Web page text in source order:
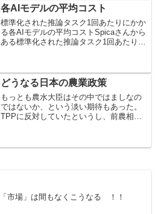
が出てきており、12月以降もりんご類の
入荷は少ないと思われ...
各AIモデルの平均コスト
標準化された推論タスク1回あたりにかか
る各AIモデルの平均コストSpicaさんから
ある標準化された推論タスク1回あたりに
長文を扱う、精度重視の推論を行う、エ
ージ...
どうなる日本の農業政策
もっとも農水大臣はその中ではましなの
ではないか、という淡い期待もあった。
TPPに反対していたというし、前農相と
と消えつつある。
「市場」は間もなくこうなる ！！